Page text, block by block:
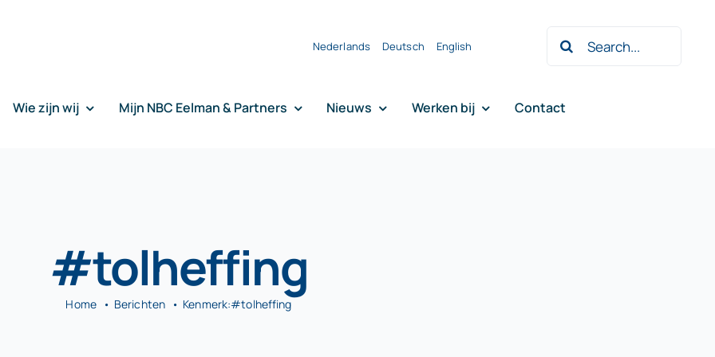
Nederlands Deutsch English
Zoeken
naar:
Wie zijn wij Mijn NBC Eelman & Partners Nieuws Werken bij Contact
#tolheffing
Home Berichten Kenmerk:#tolheffing